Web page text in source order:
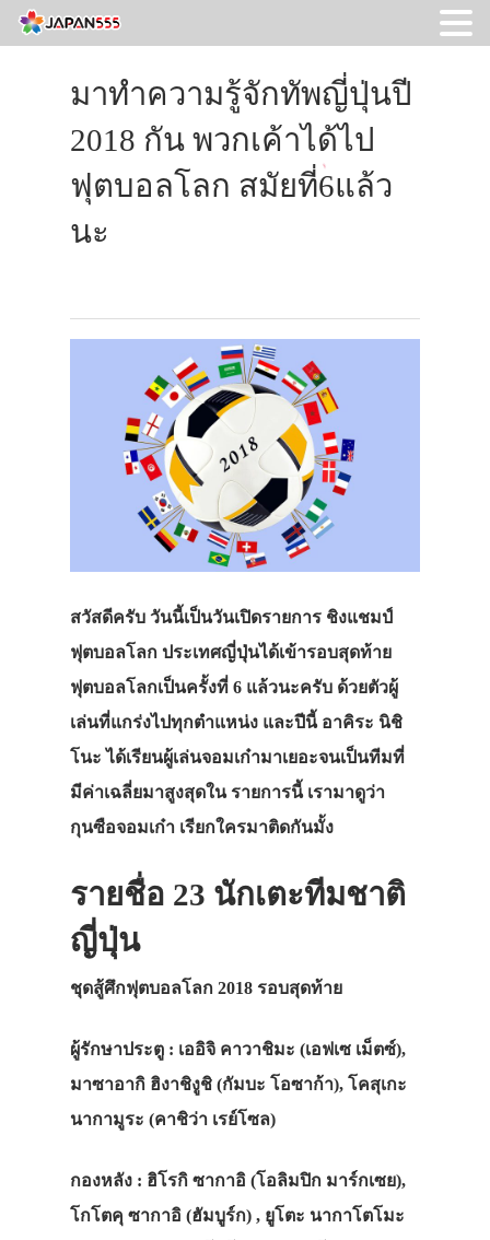
มาทำความรู้จักทัพญี่ปุ่นปี
2018 กัน พวกเค้าได้ไป
ฟุตบอลโลก สมัยที่6แล้ว
นะ
สวัสดีครับ วันนี้เป็นวันเปิดรายการ ชิงแชมป์
ฟุตบอลโลก ประเทศญี่ปุ่นได้เข้ารอบสุดท้าย
ฟุตบอลโลกเป็นครั้งที่ 6 แล้วนะครับ ด้วยตัวผู้
เล่นที่แกร่งไปทุกตำแหน่ง และปีนี้ อาคิระ นิชิ
โนะ ได้เรียนผู้เล่นจอมเก๋ามาเยอะจนเป็นทีมที่
มีค่าเฉลี่ยมาสูงสุดใน รายการนี้ เรามาดูว่า
กุนซือจอมเก๋า เรียกใครมาติดกันมั้ง
รายชื่อ 23 นักเตะทีมชาติ
ญี่ปุ่น
ชุดสู้ศึกฟุตบอลโลก 2018 รอบสุดท้าย
ผู้รักษาประตู : เออิจิ คาวาชิมะ (เอฟเซ เม็ตซ์),
มาซาอากิ ฮิงาชิงูชิ (กัมบะ โอซาก้า), โคสุเกะ
นากามูระ (คาชิว่า เรย์โซล)
กองหลัง : ฮิโรกิ ซากาอิ (โอลิมปิก มาร์กเซย),
โกโตคุ ซากาอิ (ฮัมบูร์ก) , ยูโตะ นากาโตโมะ